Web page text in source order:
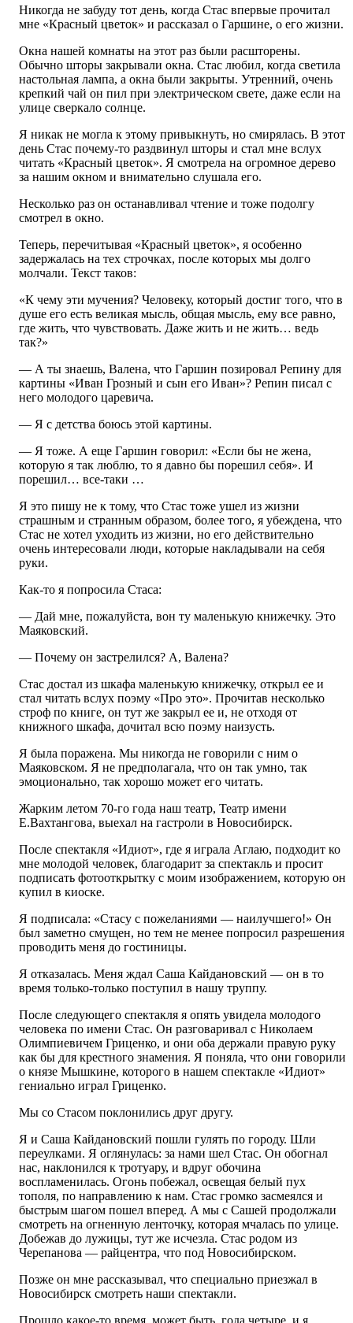
Никогда не забуду тот день, когда Стас впервые прочитал
мне «Красный цветок» и рассказал о Гаршине, о его жизни.
Окна нашей комнаты на этот раз были расшторены.
Обычно шторы закрывали окна. Стас любил, когда светила
настольная лампа, а окна были закрыты. Утренний, очень
крепкий чай он пил при электрическом свете, даже если на
улице сверкало солнце.
Я никак не могла к этому привыкнуть, но смирялась. В этот
день Стас почему-то раздвинул шторы и стал мне вслух
читать «Красный цветок». Я смотрела на огромное дерево
за нашим окном и внимательно слушала его.
Несколько раз он останавливал чтение и тоже подолгу
смотрел в окно.
Теперь, перечитывая «Красный цветок», я особенно
задержалась на тех строчках, после которых мы долго
молчали. Текст таков:
«К чему эти мучения? Человеку, который достиг того, что в
душе его есть великая мысль, общая мысль, ему все равно,
где жить, что чувствовать. Даже жить и не жить… ведь
так?»
— А ты знаешь, Валена, что Гаршин позировал Репину для
картины «Иван Грозный и сын его Иван»? Репин писал с
него молодого царевича.
— Я с детства боюсь этой картины.
— Я тоже. А еще Гаршин говорил: «Если бы не жена,
которую я так люблю, то я давно бы порешил себя». И
порешил… все-таки …
Я это пишу не к тому, что Стас тоже ушел из жизни
страшным и странным образом, более того, я убеждена, что
Стас не хотел уходить из жизни, но его действительно
очень интересовали люди, которые накладывали на себя
руки.
Как-то я попросила Стаса:
— Дай мне, пожалуйста, вон ту маленькую книжечку. Это
Маяковский.
— Почему он застрелился? А, Валена?
Стас достал из шкафа маленькую книжечку, открыл ее и
стал читать вслух поэму «Про это». Прочитав несколько
строф по книге, он тут же закрыл ее и, не отходя от
книжного шкафа, дочитал всю поэму наизусть.
Я была поражена. Мы никогда не говорили с ним о
Маяковском. Я не предполагала, что он так умно, так
эмоционально, так хорошо может его читать.
Жарким летом 70-го года наш театр, Театр имени
Е.Вахтангова, выехал на гастроли в Новосибирск.
После спектакля «Идиот», где я играла Аглаю, подходит ко
мне молодой человек, благодарит за спектакль и просит
подписать фотооткрытку с моим изображением, которую он
купил в киоске.
Я подписала: «Стасу с пожеланиями — наилучшего!» Он
был заметно смущен, но тем не менее попросил разрешения
проводить меня до гостиницы.
Я отказалась. Меня ждал Саша Кайдановский — он в то
время только-только поступил в нашу труппу.
После следующего спектакля я опять увидела молодого
человека по имени Стас. Он разговаривал с Николаем
Олимпиевичем Гриценко, и они оба держали правую руку
как бы для крестного знамения. Я поняла, что они говорили
о князе Мышкине, которого в нашем спектакле «Идиот»
гениально играл Гриценко.
Мы со Стасом поклонились друг другу.
Я и Саша Кайдановский пошли гулять по городу. Шли
переулками. Я оглянулась: за нами шел Стас. Он обогнал
нас, наклонился к тротуару, и вдруг обочина
воспламенилась. Огонь побежал, освещая белый пух
тополя, по направлению к нам. Стас громко засмеялся и
быстрым шагом пошел вперед. А мы с Сашей продолжали
смотреть на огненную ленточку, которая мчалась по улице.
Добежав до лужицы, тут же исчезла. Стас родом из
Черепанова — райцентра, что под Новосибирском.
Позже он мне рассказывал, что специально приезжал в
Новосибирск смотреть наши спектакли.